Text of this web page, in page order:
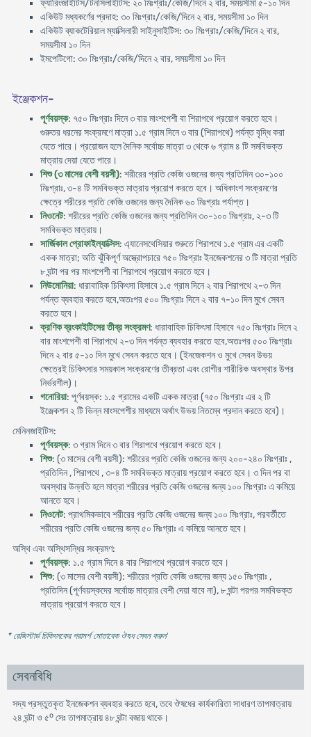
ফ্যারিংজাইটিস/টনসিলাইটিস: ২০ মিঃগ্রাঃ/কেজি/দিনে ২ বার, সময়সীমা ৫-১০ দিন
একিউট মধ্যকর্ণের প্রদাহ: ৩০ মিঃগ্রাঃ/কেজি/দিনে ২ বার, সময়সীমা ১০ দিন
একিউট ব্যাকটেরিয়াল ম্যাক্সিলারী সাইনুসাইটিস: ৩০ মিঃগ্রাঃ/কেজি/দিনে ২ বার,
সময়সীমা ১০ দিন
ইমপেটিগো: ৩০ মিঃগ্রাঃ/কেজি/দিনে ২ বার, সময়সীমা ১০ দিন
ইঞ্জেকশন-
পূর্ণবয়স্ক: ৭৫০ মিঃগ্রাঃ দিনে ৩ বার মাংশপেশী বা শিরাপথে প্রয়োগ করতে হবে।
গুরুতর ধরনের সংক্রমণে মাত্রা ১.৫ গ্রাম দিনে ৩ বার (শিরাপথে) পর্যন্ত বৃদ্ধি করা
যেতে পারে। প্রয়োজন হলে দৈনিক সর্বোচ্চ মাত্রা ৩ থেকে ৬ গ্রাম ৪ টি সমবিভক্ত
মাত্রায় দেয়া যেতে পারে।
শিশু (৩ মাসের বেশী বয়সী): শরীরের প্রতি কেজি ওজনের জন্য প্রতিদিন ৩০-১০০
মিঃগ্রাঃ, ৩-৪ টি সমবিভক্ত মাত্রায় প্রয়োগ করতে হবে। অধিকাংশ সংক্রমণের
ক্ষেত্রে শরীরের প্রতি কেজি ওজনের জন্য দৈনিক ৬০ মিঃগ্রাঃ পর্যাপ্ত।
নিওনেট: শরীরের প্রতি কেজি ওজনের জন্য প্রতিদিন ৩০-১০০ মিঃগ্রাঃ, ২-৩ টি
সমবিভক্ত মাত্রায়।
সার্জিকাল প্রোফাইল্যাক্সিস: এ্যানেসথেসিয়ার শুরুতে শিরাপথে ১.৫ গ্রাম এর একটি
একক মাত্রা; অতি ঝুঁকিপূর্ণ অস্ত্রোপচারে ৭৫০ মিঃগ্রাঃ ইনজেকশনের ৩ টি মাত্রা প্রতি
৮ ঘন্টা পর পর মাংশপেশী বা শিরাপথে প্রয়োগ করতে হবে।
নিউমোনিয়া: ধারাবাহিক চিকিৎসা হিসাবে ১.৫ গ্রাম দিনে ২ বার শিরাপথে ২-৩ দিন
পর্যন্ত ব্যবহার করতে হবে,অতঃপর ৫০০ মিঃগ্রাঃ দিনে ২ বার ৭-১০ দিন মুখে সেবন
করতে হবে।
ক্রণিক ব্রংকাইটিসের তীব্র সংক্রমণ: ধারাবাহিক চিকিৎসা হিসাবে ৭৫০ মিঃগ্রাঃ দিনে ২
বার মাংশপেশী বা শিরাপথে ২-৩ দিন পর্যন্ত ব্যবহার করতে হবে,অতঃপর ৫০০ মিঃগ্রাঃ
দিনে ২ বার ৫-১০ দিন মুখে সেবন করতে হবে। (ইনজেকশন ও মুখে সেবন উভয়
ক্ষেত্রেই চিকিৎসার সময়কাল সংক্রমণের তীব্রতা এবং রোগীর শারীরিক অবস্থার উপর
নির্ভরশীল)।
গনোরিয়া: পূর্ণবয়স্ক: ১.৫ গ্রামের একটি একক মাত্রা (৭৫০ মিঃগ্রাঃ এর ২ টি
ইঞ্জেকশন ২ টি ভিন্ন মাংসপেশীর মাধ্যমে অর্থাৎ উভয় নিতম্বে প্রদান করতে হবে)।
মেনিনজাইটিস:
পূর্ণবয়স্ক: ৩ গ্রাম দিনে ৩ বার শিরাপথে প্রয়োগ করতে হবে।
শিশু: (৩ মাসের বেশী বয়সী): শরীরের প্রতি কেজি ওজনের জন্য ২০০-২৪০ মিঃগ্রাঃ ,
প্রতিদিন , শিরাপথে , ৩-৪ টি সমবিভক্ত মাত্রায় প্রয়োগ করতে হবে। ৩ দিন পর বা
অবস্থার উন্নতি হলে মাত্রা শরীরের প্রতি কেজি ওজনের জন্য ১০০ মিঃগ্রাঃ এ কমিয়ে
আনতে হবে।
নিওনেট: প্রাথমিকভাবে শরীরের প্রতি কেজি ওজনের জন্য ১০০ মিঃগ্রাঃ, পরবর্তীতে
শরীরের প্রতি কেজি ওজনের জন্য ৫০ মিঃগ্রাঃ এ কমিয়ে আনতে হবে।
অস্থি এবং অস্থিসন্ধির সংক্রমণ:
পূর্ণবয়স্ক: ১.৫ গ্রাম দিনে ৪ বার শিরাপথে প্রয়োগ করতে হবে।
শিশু: (৩ মাসের বেশী বয়সী): শরীরের প্রতি কেজি ওজনের জন্য ১৫০ মিঃগ্রাঃ ,
প্রতিদিন (পূর্ণবয়স্কদের সর্বোচ্চ মাত্রার বেশী দেয়া যাবে না), ৮ ঘন্টা পরপর সমবিভক্ত
মাত্রায় প্রয়োগ করতে হবে।
* রেজিস্টার্ড চিকিৎসকের পরামর্শ মোতাবেক ঔষধ সেবন করুন'
সেবনবিধি
সদ্য প্রস্তুতকৃত ইনজেকশন ব্যবহার করতে হবে, তবে ঔষধের কার্যকারিতা সাধারণ তাপমাত্রায়
২৪ ঘন্টা ও ৫oসেঃ তাপমাত্রায় ৪৮ ঘন্টা বজায় থাকে।